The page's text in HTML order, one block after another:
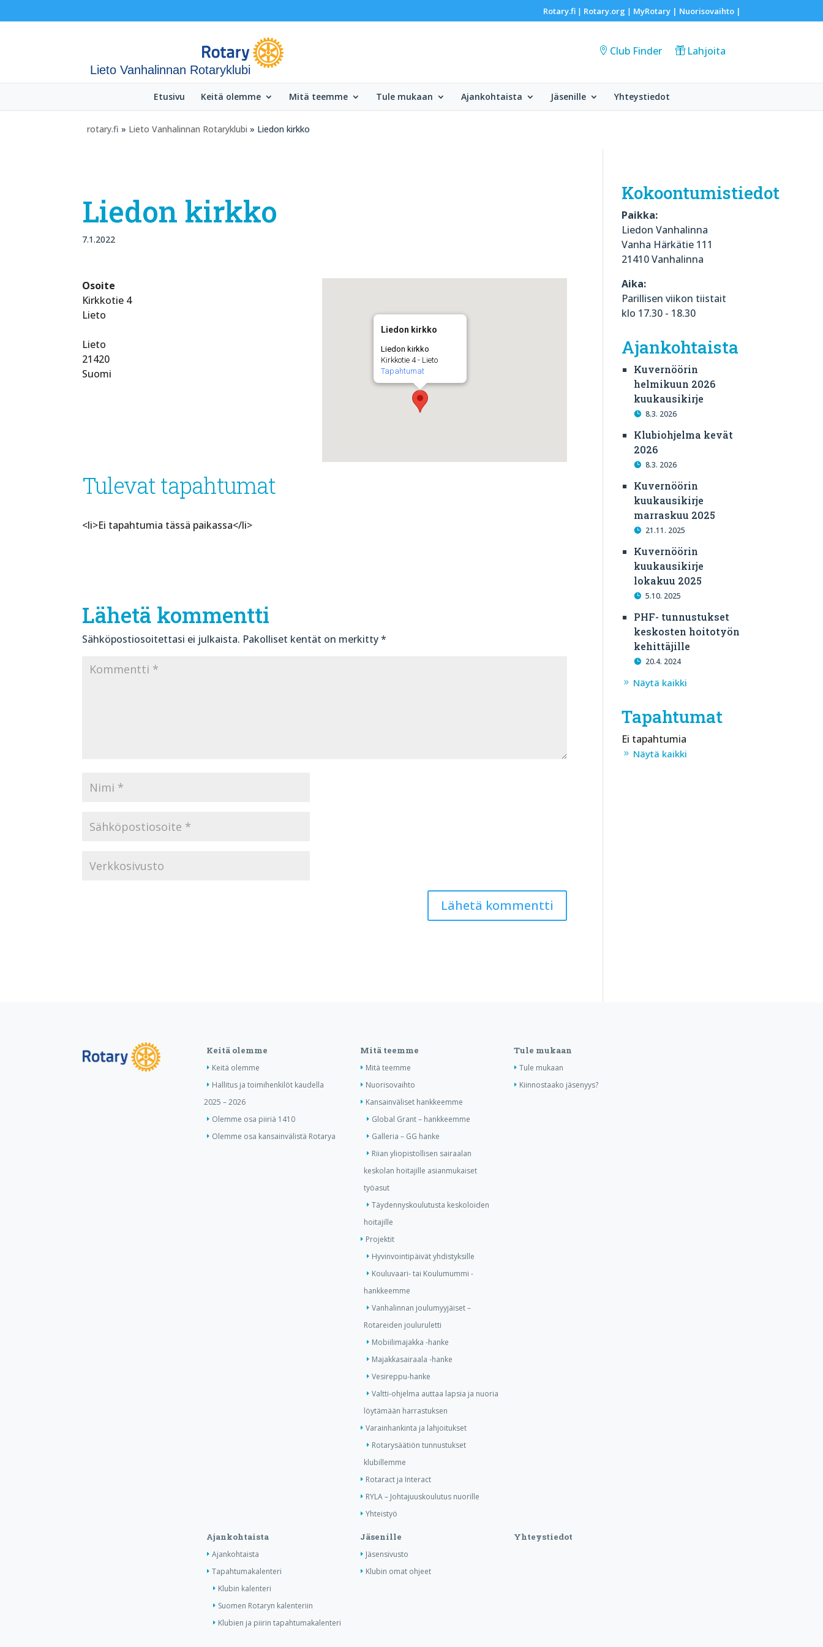
Rotary.fi| Rotary.org | MyRotary | Nuorisovaihto|
Lieto Vanhalinnan Rotaryklubi
Club Finder Lahjoita
Etusivu Keitä olemme Mitä teemme Tule mukaan Ajankohtaista Jäsenille Yhteystiedot
rotary.fi » Lieto Vanhalinnan Rotaryklubi » Liedon kirkko
Liedon kirkko
7.1.2022
Liedon kirkko
Liedon kirkko
Kirkkotie 4 - Lieto
Tapahtumat
Osoite
Kirkkotie 4
Lieto
Lieto
21420
Suomi
Tulevat tapahtumat
<li>Ei tapahtumia tässä paikassa</li>
Lähetä kommentti
Sähköpostiosoitettasi ei julkaista. Pakolliset kentät on merkitty*
Kokoontumistiedot
Paikka:
Liedon Vanhalinna
Vanha Härkätie 111
21410 Vanhalinna
Aika:
Parillisen viikon tiistait
klo 17.30 - 18.30
Ajankohtaista
Kuvernöörin
helmikuun 2026
kuukausikirje
8.3. 2026
Klubiohjelma kevät
2026
8.3. 2026
Kuvernöörin
kuukausikirje
marraskuu 2025
21.11. 2025
Kuvernöörin
kuukausikirje
lokakuu 2025
5.10. 2025
PHF- tunnustukset
keskosten hoitotyön
kehittäjille
20.4. 2024
Näytä kaikki
Tapahtumat
Ei tapahtumia
Näytä kaikki
Keitä olemme
Keitä olemme
Hallitus ja toimihenkilöt kaudella
2025 – 2026
Olemme osa piiriä 1410
Olemme osa kansainvälistä Rotarya
Mitä teemme
Mitä teemme
Nuorisovaihto
Kansainväliset hankkeemme
Global Grant – hankkeemme
Galleria – GG hanke
Riian yliopistollisen sairaalan
keskolan hoitajille asianmukaiset
työasut
Täydennyskoulutusta keskoloiden
hoitajille
Projektit
Hyvinvointipäivät yhdistyksille
Kouluvaari- tai Koulumummi -
hankkeemme
Vanhalinnan joulumyyjäiset –
Rotareiden jouluruletti
Mobiilimajakka -hanke
Majakkasairaala -hanke
Vesireppu-hanke
Valtti-ohjelma auttaa lapsia ja nuoria
löytämään harrastuksen
Varainhankinta ja lahjoitukset
Rotarysäätiön tunnustukset
klubillemme
Rotaract ja Interact
RYLA – Johtajuuskoulutus nuorille
Yhteistyö
Tule mukaan
Tule mukaan
Kiinnostaako jäsenyys?
Ajankohtaista
Ajankohtaista
Tapahtumakalenteri
Klubin kalenteri
Suomen Rotaryn kalenteriin
Klubien ja piirin tapahtumakalenteri
Jäsenille
Jäsensivusto
Klubin omat ohjeet
Yhteystiedot